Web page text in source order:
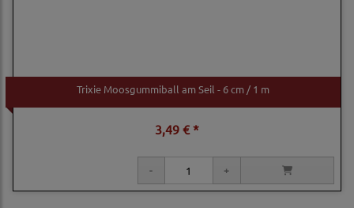
Trixie Moosgummiball am Seil - 6 cm / 1 m
3,49 € *